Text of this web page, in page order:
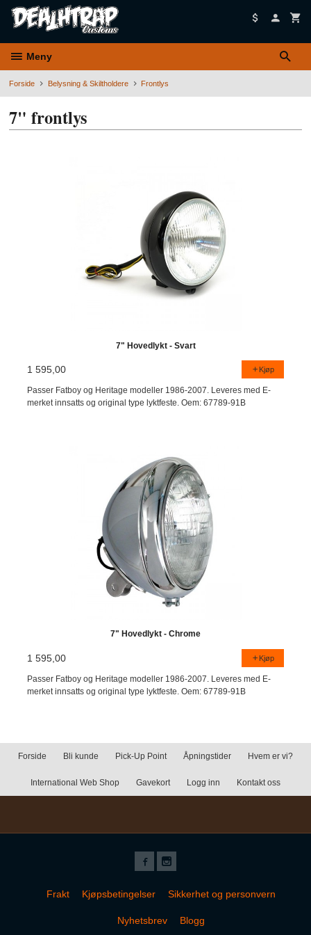
Meny
Forside Belysning & Skiltholdere Frontlys
7" frontlys
7" Hovedlykt - Svart
1 595,00 Kjøp
Passer Fatboy og Heritage modeller 1986-2007. Leveres med E-
merket innsatts og original type lyktfeste. Oem: 67789-91B
7" Hovedlykt - Chrome
1 595,00 Kjøp
Passer Fatboy og Heritage modeller 1986-2007. Leveres med E-
merket innsatts og original type lyktfeste. Oem: 67789-91B
Forside Bli kunde Pick-Up Point Åpningstider Hvem er vi?
International Web Shop Gavekort Logg inn Kontakt oss
Frakt Kjøpsbetingelser Sikkerhet og personvern
Nyhetsbrev Blogg